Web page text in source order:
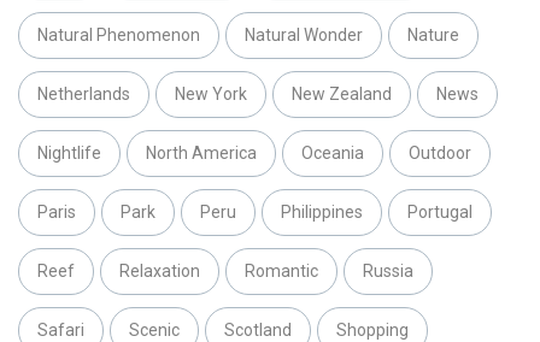
Natural Phenomenon Natural Wonder Nature
Netherlands New York New Zealand News
Nightlife North America Oceania Outdoor
Paris Park Peru Philippines Portugal
Reef Relaxation Romantic Russia
Safari Scenic Scotland Shopping